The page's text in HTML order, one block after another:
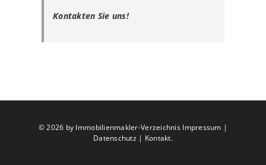
Kontakten Sie uns!
©2026 by Immobilienmakler-Verzeichnis Impressum |
Datenschutz| Kontakt.